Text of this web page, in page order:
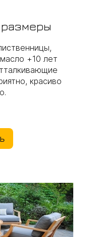
+10 лет
красиво